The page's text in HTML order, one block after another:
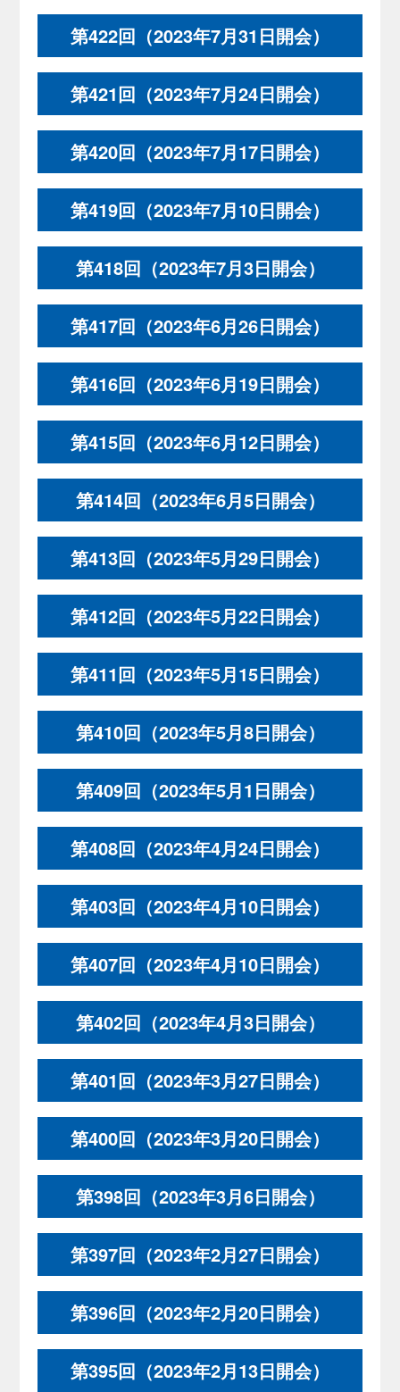
第422回（2023年7月31日開会）
第421回（2023年7月24日開会）
第420回（2023年7月17日開会）
第419回（2023年7月10日開会）
第418回（2023年7月3日開会）
第417回（2023年6月26日開会）
第416回（2023年6月19日開会）
第415回（2023年6月12日開会）
第414回（2023年6月5日開会）
第413回（2023年5月29日開会）
第412回（2023年5月22日開会）
第411回（2023年5月15日開会）
第410回（2023年5月8日開会）
第409回（2023年5月1日開会）
第408回（2023年4月24日開会）
第403回（2023年4月10日開会）
第407回（2023年4月10日開会）
第402回（2023年4月3日開会）
第401回（2023年3月27日開会）
第400回（2023年3月20日開会）
第398回（2023年3月6日開会）
第397回（2023年2月27日開会）
第396回（2023年2月20日開会）
第395回（2023年2月13日開会）